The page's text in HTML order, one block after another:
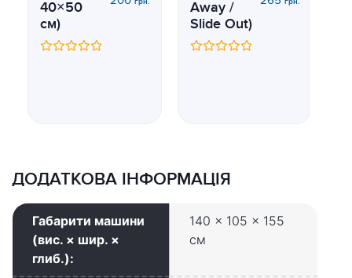
40×50
см)
Away /
Slide Out)
ДОДАТКОВА ІНФОРМАЦІЯ
Габарити машини
(вис. × шир. ×
глиб.):
140 × 105 × 155
см